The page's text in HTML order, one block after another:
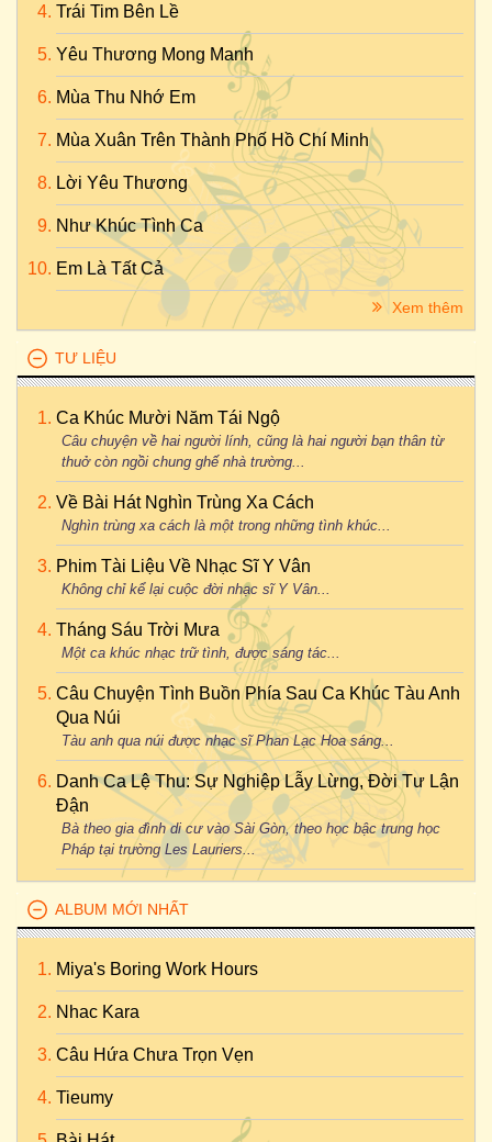
Trái Tim Bên Lề
Yêu Thương Mong Manh
Mùa Thu Nhớ Em
Mùa Xuân Trên Thành Phố Hồ Chí Minh
Lời Yêu Thương
Như Khúc Tình Ca
Em Là Tất Cả
Xem thêm
TƯ LIỆU
Ca Khúc Mười Năm Tái Ngộ
Câu chuyện về hai người lính, cũng là hai người bạn thân từ
thuở còn ngồi chung ghế nhà trường...
Về Bài Hát Nghìn Trùng Xa Cách
Nghìn trùng xa cách là một trong những tình khúc...
Phim Tài Liệu Về Nhạc Sĩ Y Vân
Không chỉ kể lại cuộc đời nhạc sĩ Y Vân...
Tháng Sáu Trời Mưa
Một ca khúc nhạc trữ tình, được sáng tác...
Câu Chuyện Tình Buồn Phía Sau Ca Khúc Tàu Anh
Qua Núi
Tàu anh qua núi được nhạc sĩ Phan Lạc Hoa sáng...
Danh Ca Lệ Thu: Sự Nghiệp Lẫy Lừng, Đời Tư Lận
Đận
Bà theo gia đình di cư vào Sài Gòn, theo học bậc trung học
Pháp tại trường Les Lauriers...
ALBUM MỚI NHẤT
Miya's Boring Work Hours
Nhac Kara
Câu Hứa Chưa Trọn Vẹn
Tieumy